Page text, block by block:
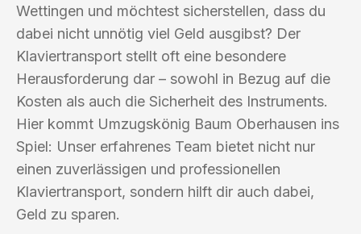
Wettingen und möchtest sicherstellen, dass du
dabei nicht unnötig viel Geld ausgibst? Der
Klaviertransport stellt oft eine besondere
Herausforderung dar – sowohl in Bezug auf die
Kosten als auch die Sicherheit des Instruments.
Hier kommt Umzugskönig Baum Oberhausen ins
Spiel: Unser erfahrenes Team bietet nicht nur
einen zuverlässigen und professionellen
Klaviertransport, sondern hilft dir auch dabei,
Geld zu sparen.